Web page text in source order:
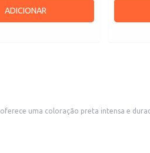
ADICIONAR
em salões de beleza, cabeleireiros e também para venda em lojas de cosméticos e